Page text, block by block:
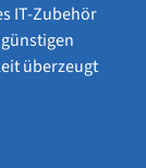
IT-Zubehör
überzeugt